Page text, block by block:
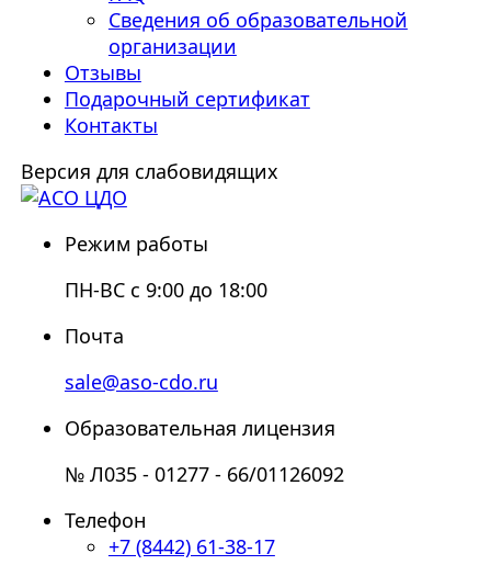
Сведения об образовательной
организации
Отзывы
Подарочный сертификат
Контакты
Версия для слабовидящих
Режим работы
ПН-ВС с 9:00 до 18:00
Почта
sale@aso-cdo.ru
Образовательная лицензия
№ Л035 - 01277 - 66/01126092
Телефон
+7 (8442) 61-38-17